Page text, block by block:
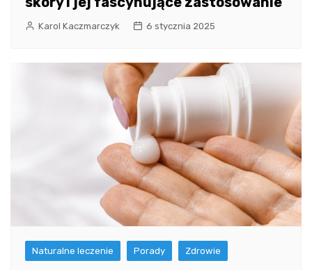
Karol Kaczmarczyk 6 stycznia 2025
Naturalne leczenie Porady Zdrowie